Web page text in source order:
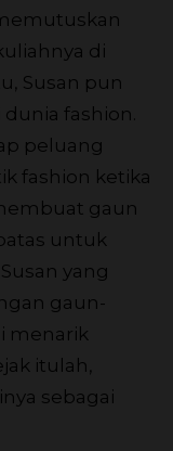
di
Susan pun
fashion.
peluang
fashion ketika
gaun
untuk
yang
gaun-
menarik
itulah,
sebagai